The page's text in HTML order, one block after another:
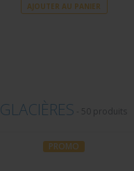
AJOUTER AU PANIER
GLACIÈRES 50 produits
PROMO